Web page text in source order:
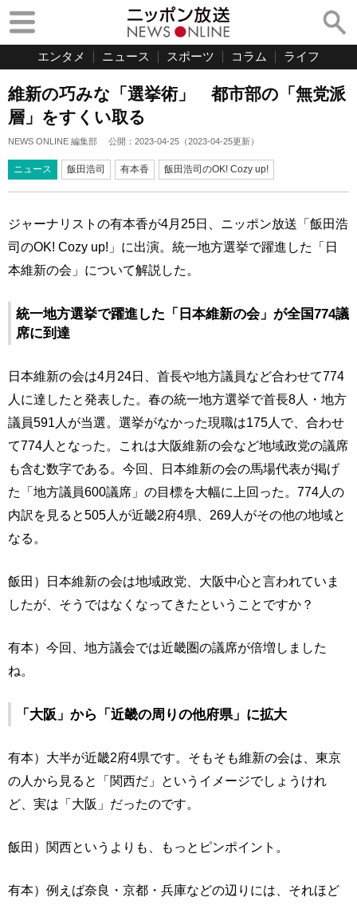
エンタメ ニュース スポーツ コラム ライフ
維新の巧みな「選挙術」 都市部の「無党派
層」をすくい取る
NEWS ONLINE 編集部 公開： 2023-04-25 （2023-04-25更新）
ニュース 飯田浩司 有本香 飯田浩司のOK! Cozy up!
ジャーナリストの有本香が4月25日、ニッポン放送「飯田浩
司のOK! Cozy up!」に出演。統一地方選挙で躍進した「日
本維新の会」について解説した。
統一地方選挙で躍進した「日本維新の会」が全国774議
席に到達
日本維新の会は4月24日、首長や地方議員など合わせて774
人に達したと発表した。春の統一地方選挙で首長8人・地方
議員591人が当選。選挙がなかった現職は175人で、合わせ
て774人となった。これは大阪維新の会など地域政党の議席
も含む数字である。今回、日本維新の会の馬場代表が掲げ
た「地方議員600議席」の目標を大幅に上回った。774人の
内訳を見ると505人が近畿2府4県、269人がその他の地域と
なる。
飯田）日本維新の会は地域政党、大阪中心と言われていま
したが、そうではなくなってきたということですか？
有本）今回、地方議会では近畿圏の議席が倍増しました
ね。
「大阪」から「近畿の周りの他府県」に拡大
有本）大半が近畿2府4県です。そもそも維新の会は、東京
の人から見ると「関西だ」というイメージでしょうけれ
ど、実は「大阪」だったのです。
飯田）関西というよりも、もっとピンポイント。
有本）例えば奈良・京都・兵庫などの辺りには、それほど